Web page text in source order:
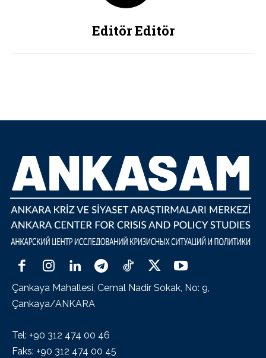
Editör Editör
Çankaya Mahallesi, Cemal Nadir Sokak, No: 9,
Çankaya/ANKARA
Tel: +90 312 474 00 46
Faks: +90 312 474 00 45